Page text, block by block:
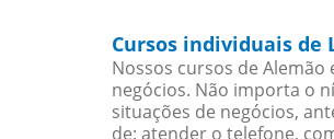
Cursos individuais de
Nossos cursos de
negócios. Não importa o
situações de negócios,
de: atender o telefone,